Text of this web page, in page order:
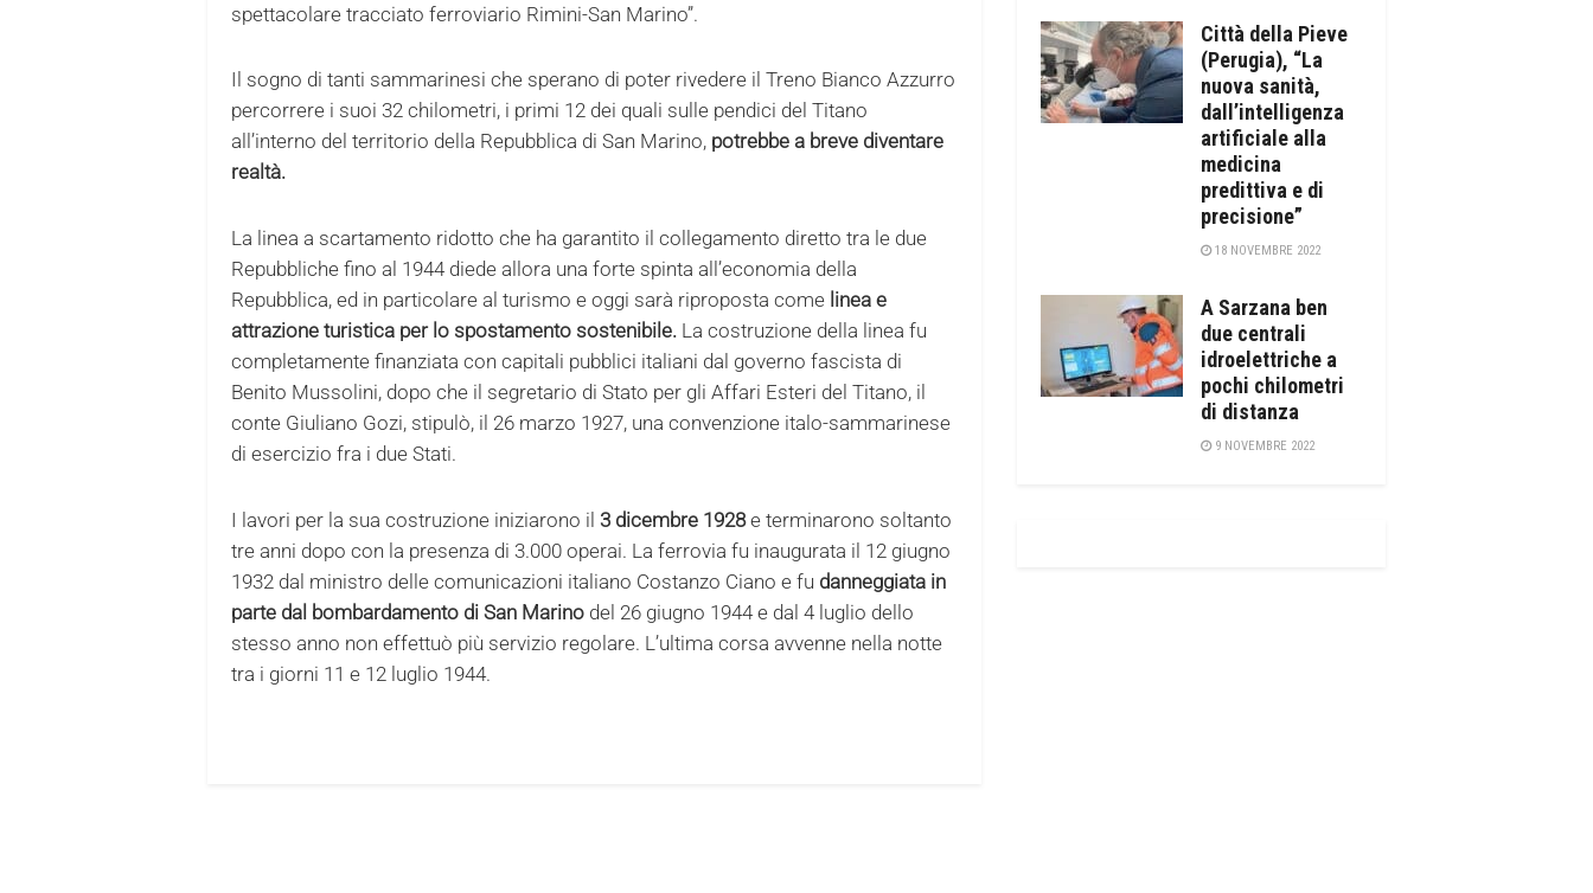
spettacolare tracciato ferroviario Rimini-San Marino”.
Il sogno di tanti sammarinesi che sperano di poter rivedere il Treno Bianco Azzurro
percorrere i suoi 32 chilometri, i primi 12 dei quali sulle pendici del Titano
all’interno del territorio della Repubblica di San Marino, potrebbe a breve diventare
realtà.
La linea a scartamento ridotto che ha garantito il collegamento diretto tra le due
Repubbliche fino al 1944 diede allora una forte spinta all’economia della
Repubblica, ed in particolare al turismo e oggi sarà riproposta come linea e
attrazione turistica per lo spostamento sostenibile. La costruzione della linea fu
completamente finanziata con capitali pubblici italiani dal governo fascista di
Benito Mussolini, dopo che il segretario di Stato per gli Affari Esteri del Titano, il
conte Giuliano Gozi, stipulò, il 26 marzo 1927, una convenzione italo-sammarinese
di esercizio fra i due Stati.
I lavori per la sua costruzione iniziarono il 3 dicembre 1928e terminarono soltanto
tre anni dopo con la presenza di 3.000 operai. La ferrovia fu inaugurata il 12 giugno
1932 dal ministro delle comunicazioni italiano Costanzo Ciano e fu danneggiata in
parte dal bombardamento di San Marino del 26 giugno 1944 e dal 4 luglio dello
stesso anno non effettuò più servizio regolare. L’ultima corsa avvenne nella notte
tra i giorni 11 e 12 luglio 1944.
Città della Pieve
(Perugia), “La
nuova sanità,
dall’intelligenza
artificiale alla
medicina
predittiva e di
precisione”
18 NOVEMBRE 2022
A Sarzana ben
due centrali
idroelettriche a
pochi chilometri
di distanza
9 NOVEMBRE 2022